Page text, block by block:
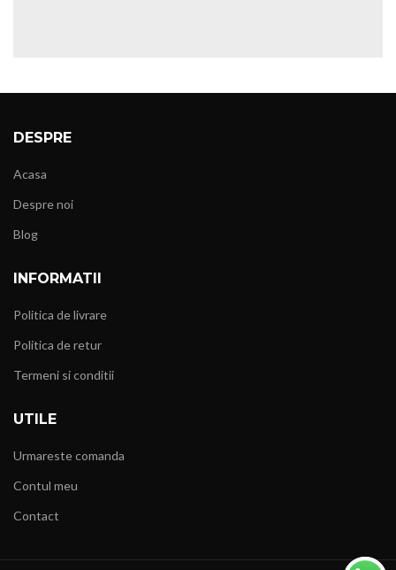
DESPRE
Acasa
Despre noi
Blog
INFORMATII
Politica de livrare
Politica de retur
Termeni si conditii
UTILE
Urmareste comanda
Contul meu
Contact